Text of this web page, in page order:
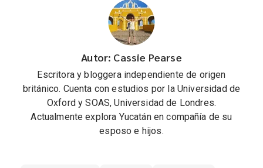
Autor: Cassie Pearse
Escritora y bloggera independiente de origen
británico. Cuenta con estudios por la Universidad de
Oxford y SOAS, Universidad de Londres.
Actualmente explora Yucatán en compañía de su
esposo e hijos.